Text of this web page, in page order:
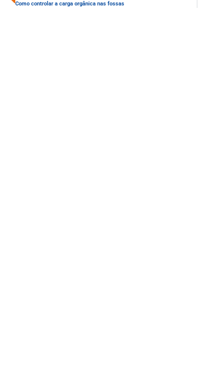
Como controlar a carga orgânica nas fossas